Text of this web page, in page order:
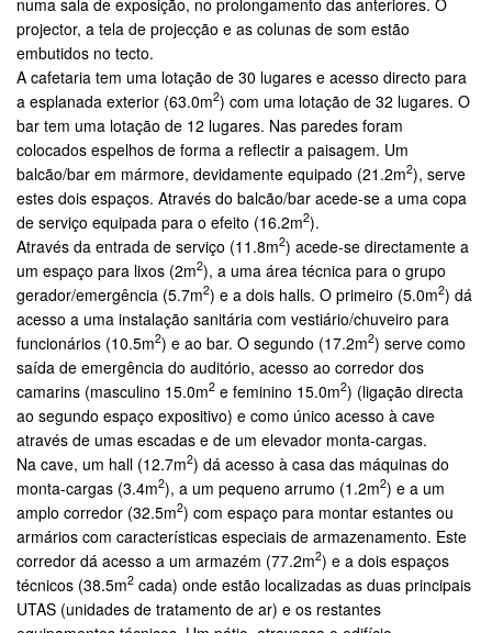
projector, a tela de projecção e as colunas de som estão
embutidos no tecto.
A cafetaria tem uma lotação de 30 lugares e acesso directo para
a esplanada exterior (63.0m2) com uma lotação de 32 lugares. O
bar tem uma lotação de 12 lugares. Nas paredes foram
colocados espelhos de forma a reflectir a paisagem. Um
balcão/bar em mármore, devidamente equipado (21.2m2), serve
estes dois espaços. Através do balcão/bar acede-se a uma copa
de serviço equipada para o efeito (16.2m2).
Através da entrada de serviço (11.8m2) acede-se directamente a
um espaço para lixos (2m2), a uma área técnica para o grupo
gerador/emergência (5.7m2) e a dois halls. O primeiro (5.0m2) dá
acesso a uma instalação sanitária com vestiário/chuveiro para
funcionários (10.5m2) e ao bar. O segundo (17.2m2) serve como
saída de emergência do auditório, acesso ao corredor dos
camarins (masculino 15.0m2 e feminino 15.0m2) (ligação directa
ao segundo espaço expositivo) e como único acesso à cave
através de umas escadas e de um elevador monta-cargas.
Na cave, um hall (12.7m2) dá acesso à casa das máquinas do
monta-cargas (3.4m2), a um pequeno arrumo (1.2m2) e a um
amplo corredor (32.5m2) com espaço para montar estantes ou
armários com características especiais de armazenamento. Este
corredor dá acesso a um armazém (77.2m2) e a dois espaços
técnicos (38.5m2 cada) onde estão localizadas as duas principais
UTAS (unidades de tratamento de ar) e os restantes